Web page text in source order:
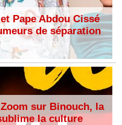
Pape Abdou Cissé
de séparation
sur Binouch, la
la culture